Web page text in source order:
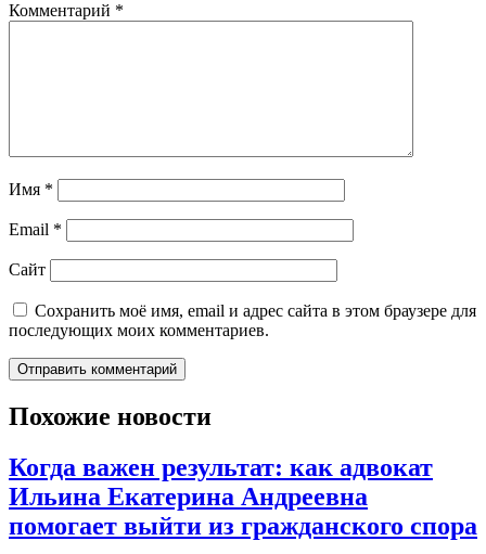
Комментарий *
Имя *
Email *
Сайт
Сохранить моё имя, email и адрес сайта в этом браузере для
последующих моих комментариев.
Похожие новости
Когда важен результат: как адвокат
Ильина Екатерина Андреевна
помогает выйти из гражданского спора